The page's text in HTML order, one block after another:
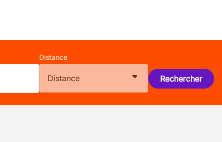
Distance
Distance Rechercher